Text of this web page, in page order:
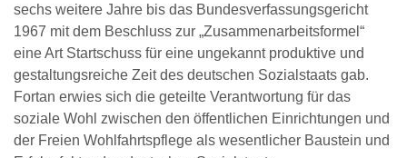
sechs weitere Jahre bis das Bundesverfassungsgericht
1967 mit dem Beschluss zur „Zusammenarbeitsformel“
eine Art Startschuss für eine ungekannt produktive und
gestaltungsreiche Zeit des deutschen Sozialstaats gab.
Fortan erwies sich die geteilte Verantwortung für das
soziale Wohl zwischen den öffentlichen Einrichtungen und
der Freien Wohlfahrtspflege als wesentlicher Baustein und